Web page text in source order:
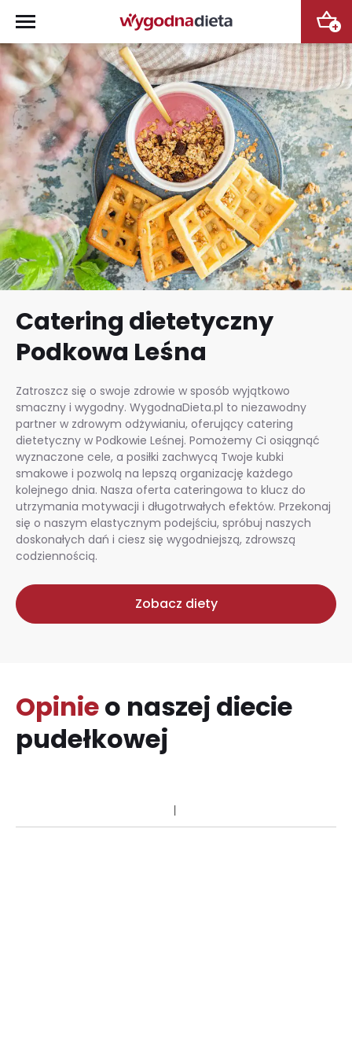
+
Catering dietetyczny
Podkowa Leśna
Zatroszcz się o swoje zdrowie w sposób wyjątkowo
smaczny i wygodny. WygodnaDieta.pl to niezawodny
partner w zdrowym odżywianiu, oferujący catering
dietetyczny w Podkowie Leśnej. Pomożemy Ci osiągnąć
wyznaczone cele, a posiłki zachwycą Twoje kubki
smakowe i pozwolą na lepszą organizację każdego
kolejnego dnia. Nasza oferta cateringowa to klucz do
utrzymania motywacji i długotrwałych efektów. Przekonaj
się o naszym elastycznym podejściu, spróbuj naszych
doskonałych dań i ciesz się wygodniejszą, zdrowszą
codziennością.
Zobacz diety
Opinieo naszej diecie
pudełkowej